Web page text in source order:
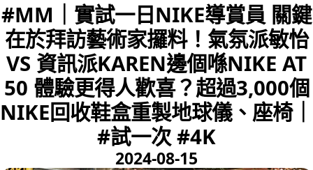
#MM｜實試一日NIKE導賞員 關鍵
在於拜訪藝術家攞料！氣氛派敏怡
VS 資訊派KAREN邊個喺NIKE AT
50 體驗更得人歡喜？超過3,000個
NIKE回收鞋盒重製地球儀、座椅｜
#試一次 #4K
2024-08-15